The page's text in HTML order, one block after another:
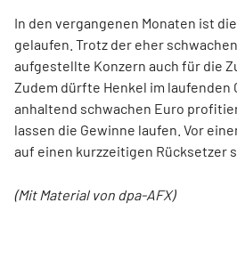
In den vergangenen Monaten ist
gelaufen. Trotz der eher
aufgestellte Konzern auch für die
Zudem dürfte Henkel im laufenden
anhaltend schwachen Euro
lassen die Gewinne laufen. Vor
auf einen kurzzeitigen Rücksetzer
(Mit Material von dpa-AFX)